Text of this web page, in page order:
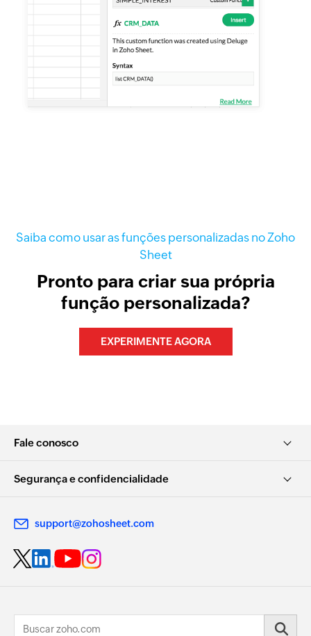
Saiba como usar as funções personalizadas no Zoho
Sheet
Pronto para criar sua própria
função personalizada?
EXPERIMENTE AGORA
Fale conosco
Segurança e confidencialidade
support@zohosheet.com